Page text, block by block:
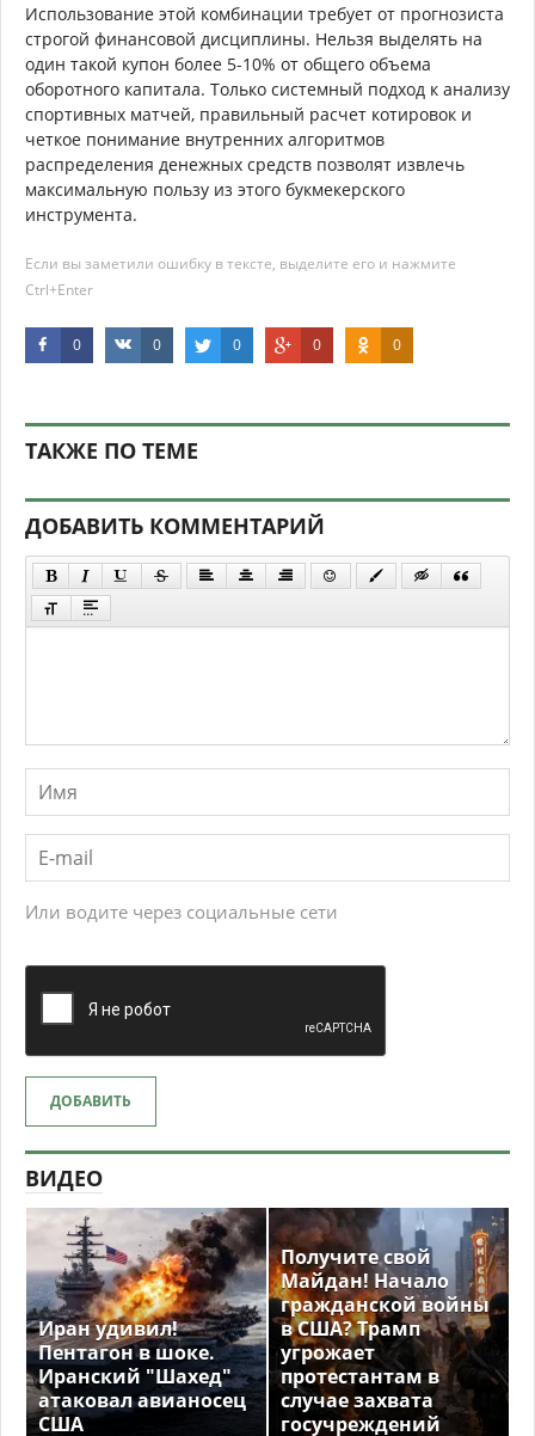
Использование этой комбинации требует от прогнозиста
строгой финансовой дисциплины. Нельзя выделять на
один такой купон более 5-10% от общего объема
оборотного капитала. Только системный подход к анализу
спортивных матчей, правильный расчет котировок и
четкое понимание внутренних алгоритмов
распределения денежных средств позволят извлечь
максимальную пользу из этого букмекерского
инструмента.
Если вы заметили ошибку в тексте, выделите его и нажмите
Ctrl+Enter
0 0 0 0 0
ТАКЖЕ ПО ТЕМЕ
ДОБАВИТЬ КОММЕНТАРИЙ
Или водите через социальные сети
ДОБАВИТЬ
ВИДЕО
Иран удивил!
Пентагон в шоке.
Иранский "Шахед"
атаковал авианосец
США
Получите свой
Майдан! Начало
гражданской войны
в США? Трамп
угрожает
протестантам в
случае захвата
госучреждений